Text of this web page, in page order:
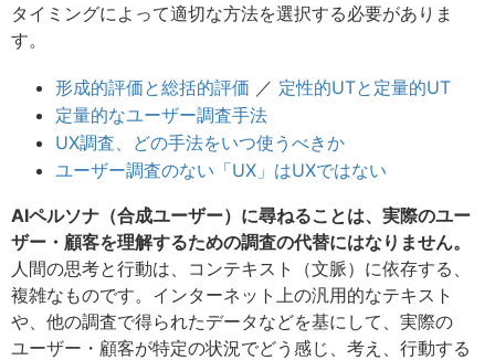
タイミングによって適切な方法を選択する必要がありま
す。
形成的評価と総括的評価 ／ 定性的UTと定量的UT
定量的なユーザー調査手法
UX調査、どの手法をいつ使うべきか
ユーザー調査のない「UX」はUXではない
AIペルソナ（合成ユーザー）に尋ねることは、実際のユー
ザー・顧客を理解するための調査の代替にはなりません。
人間の思考と行動は、コンテキスト（文脈）に依存する、
複雑なものです。インターネット上の汎用的なテキスト
や、他の調査で得られたデータなどを基にして、実際の
ユーザー・顧客が特定の状況でどう感じ、考え、行動する